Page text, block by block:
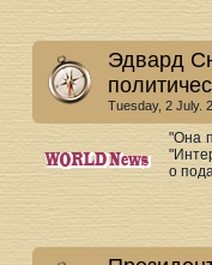
Эдвард
Tuesday, 2 July.
"Она
о